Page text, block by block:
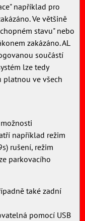
například pro
Ve většině
stavu" nebo
zakázáno. AL
součástí
lze tedy
ve všech
například režim
rušení, režim
parkovacího
také zadní
pomocí USB